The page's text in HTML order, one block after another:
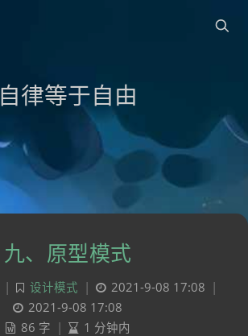
自律等于自由
九、原型模式
| 设计模式 | 2021-9-08 17:08 |
2021-9-08 17:08
86 字 | 1 分钟内